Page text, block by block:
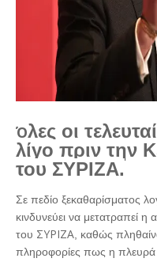
Όλες οι
λίγο πριν την
του ΣΥΡΙΖΑ.
Σε πεδίο ξεκαθαρίσματος
κινδυνεύει να μετατραπεί η
του ΣΥΡΙΖΑ, καθώς
πληροφορίες πως η πλευρά